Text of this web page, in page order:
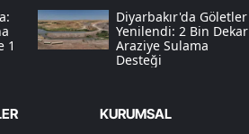
Zonguldak
Bayburt
1
Diyarbakır'da Göletler
Yenilendi: 2 Bin Dekar
Araziye Sulama
Desteği
KURUMSAL